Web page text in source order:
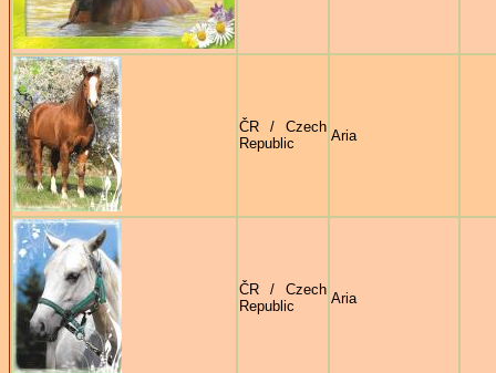
ČR / Czech
Republic
Aria
ČR / Czech
Republic
Aria